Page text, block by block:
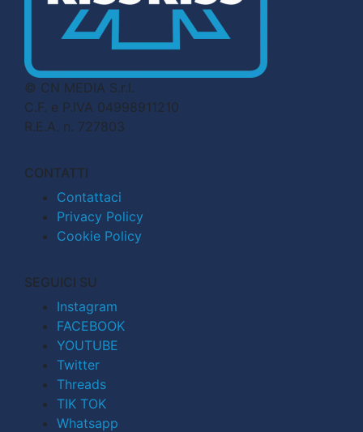
© CN MEDIA S.r.l.
C.F. e P.IVA 04998911210
R.E.A. n. 727803
CONTATTI
Contattaci
Privacy Policy
Cookie Policy
SEGUICI SU
Instagram
FACEBOOK
YOUTUBE
Twitter
Threads
TIK TOK
Whatsapp